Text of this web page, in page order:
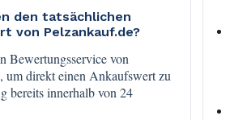
den tatsächlichen
von Pelzankauf.de?
Bewertungsservice von
um direkt einen Ankaufswert zu
bereits innerhalb von 24